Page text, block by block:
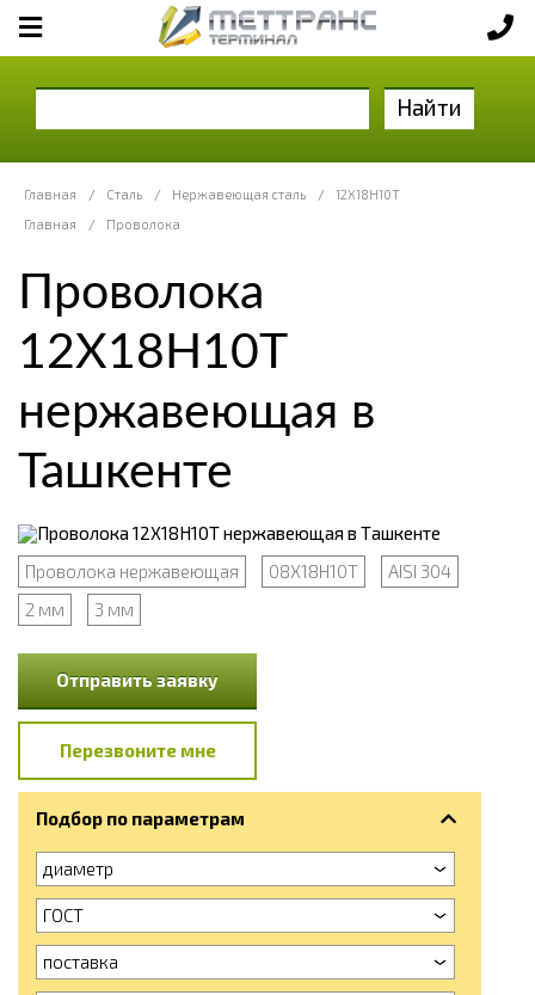
Найти
Главная / Сталь / Нержавеющая сталь /
12Х18Н10Т
Главная
/ Проволока
Проволока
12Х18Н10Т
нержавеющая в
Ташкенте
Проволока нержавеющая 08Х18Н10Т
AISI 304
2 мм
3 мм
Отправить заявку
Перезвоните мне
Подбор по параметрам
диаметр
ГОСТ
поставка